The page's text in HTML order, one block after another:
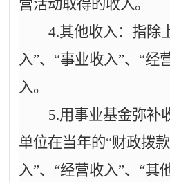
营活动取得的收入。
4.其他收入：指除
入”、“事业收入”、“经
入。
5.用事业基金弥补
单位在当年的“财政拨
入”、“经营收入”、“其